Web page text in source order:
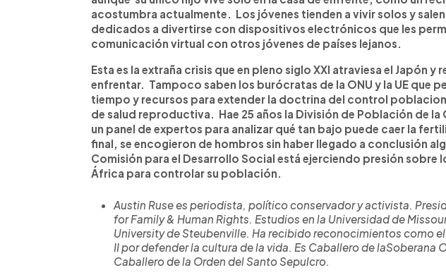
acostumbra actualmente. Los jóvenes tienden a vivir solos y
dedicados a divertirse con dispositivos electrónicos que les
comunicación virtual con otros jóvenes de países lejanos.
Esta es la extraña crisis que en pleno siglo XXI atraviesa el Japón y
enfrentar. Tampoco saben los burócratas de la ONU y la UE que
tiempo y recursos para extender la doctrina del control
de salud reproductiva. Hae 25 años la División de Población de la
un panel de expertos para analizar qué tan bajo puede caer la
final, se encogieron de hombros sin haber llegado a conclusión
Comisión para el Desarrollo Social está ejerciendo presión sobre
África para controlar su población.
Austin Ruse es periodista, político conservador y activista.
for Family & Human Rights. Estudios en la Universidad de
University de Steubenville. Ha recibido reconocimientos como el
II por defender la cultura de la vida. Es Caballero de laSoberana
Caballero de la Orden del Santo Sepulcro.